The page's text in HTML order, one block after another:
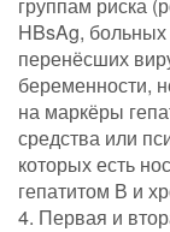
HBsAg,
перенёсших
беременности,
на маркёры
средства или
которых есть
гепатитом В и
4. Первая и